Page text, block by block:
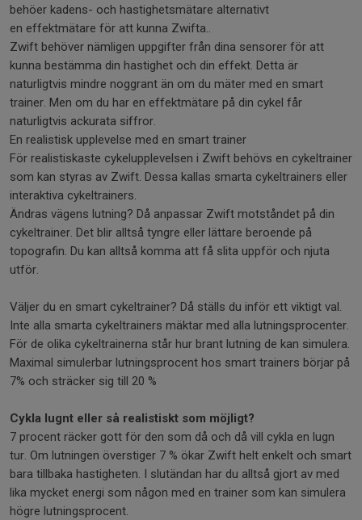
behöer kadens- och hastighetsmätare alternativt
en effektmätare för att kunna Zwifta..
Zwift behöver nämligen uppgifter från dina sensorer för att
kunna bestämma din hastighet och din effekt. Detta är
naturligtvis mindre noggrant än om du mäter med en smart
trainer. Men om du har en effektmätare på din cykel får
naturligtvis ackurata siffror.
En realistisk upplevelse med en smart trainer
För realistiskaste cykelupplevelsen i Zwift behövs en cykeltrainer
som kan styras av Zwift. Dessa kallas smarta cykeltrainers eller
interaktiva cykeltrainers.
Ändras vägens lutning? Då anpassar Zwift motståndet på din
cykeltrainer. Det blir alltså tyngre eller lättare beroende på
topografin. Du kan alltså komma att få slita uppför och njuta
utför.
Väljer du en smart cykeltrainer? Då ställs du inför ett viktigt val.
Inte alla smarta cykeltrainers mäktar med alla lutningsprocenter.
För de olika cykeltrainerna står hur brant lutning de kan simulera.
Maximal simulerbar lutningsprocent hos smart trainers börjar på
7% och sträcker sig till 20 %
Cykla lugnt eller så realistiskt som möjligt?
7 procent räcker gott för den som då och då vill cykla en lugn
tur. Om lutningen överstiger 7 % ökar Zwift helt enkelt och smart
bara tillbaka hastigheten. I slutändan har du alltså gjort av med
lika mycket energi som någon med en trainer som kan simulera
högre lutningsprocent.